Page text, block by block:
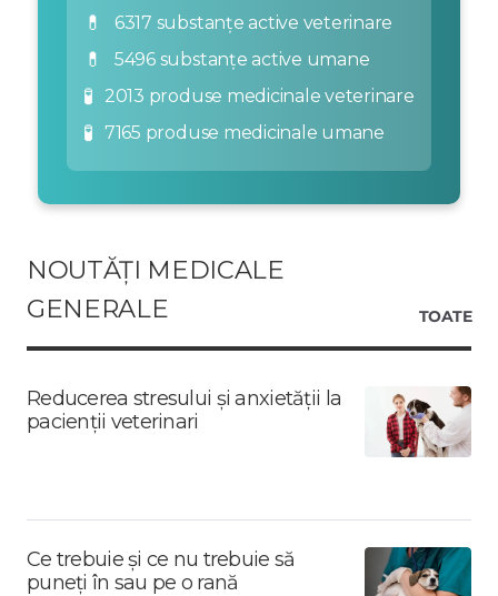
💊 6317 substanțe active veterinare
💊 5496 substanțe active umane
🧪 2013 produse medicinale veterinare
🧪 7165 produse medicinale umane
NOUTĂȚI MEDICALE
GENERALE
TOATE
Reducerea stresului și anxietății la
pacienții veterinari
Ce trebuie și ce nu trebuie să
puneți în sau pe o rană